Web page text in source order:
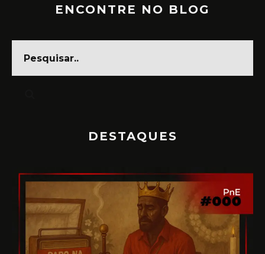
ENCONTRE NO BLOG
DESTAQUES